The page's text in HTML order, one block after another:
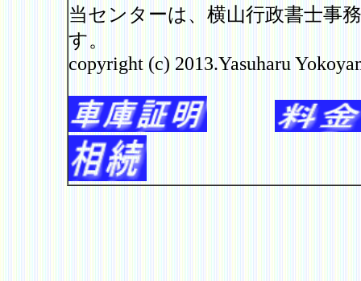
当センターは、横山行政書士事
す。
copyright (c) 2013.Yasuharu